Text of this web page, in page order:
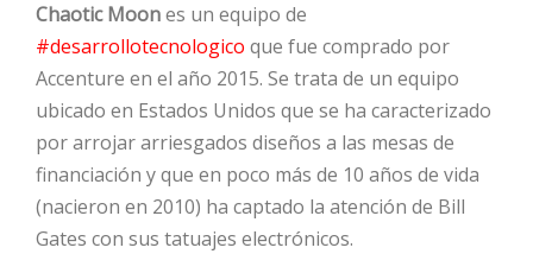
HOT
Chaotic Moones un equipo de
#desarrollotecnologico que fue comprado por
Accenture en el año 2015. Se trata de un equipo
ubicado en Estados Unidos que se ha caracterizado
por arrojar arriesgados diseños a las mesas de
financiación y que en poco más de 10 años de vida
(nacieron en 2010) ha captado la atención de Bill
Gates con sus tatuajes electrónicos.